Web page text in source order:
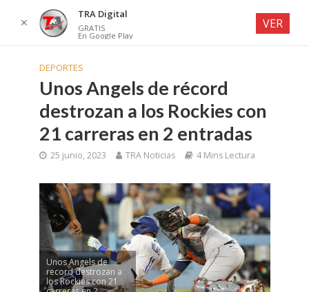
DEPORTES
Unos Angels de récord
destrozan a los Rockies con
21 carreras en 2 entradas
25 junio, 2023 TRA Noticias 4 Mins Lectura
Unos Angels de
record destrozan a
los Rockies con 21
✕
TRA Digital
GRATIS
En Google Play
VER